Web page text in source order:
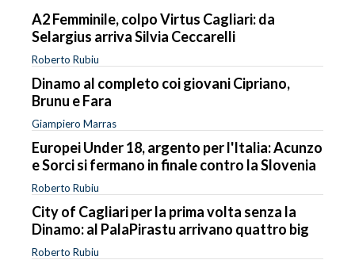
A2 Femminile, colpo Virtus Cagliari: da
Selargius arriva Silvia Ceccarelli
Roberto Rubiu
Dinamo al completo coi giovani Cipriano,
Brunu e Fara
Giampiero Marras
Europei Under 18, argento per l'Italia: Acunzo
e Sorci si fermano in finale contro la Slovenia
Roberto Rubiu
City of Cagliari per la prima volta senza la
Dinamo: al PalaPirastu arrivano quattro big
Roberto Rubiu